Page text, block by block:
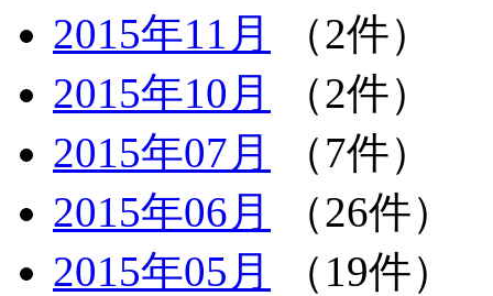
2015年11月
（2件）
2015年10月
（2件）
2015年07月
（7件）
2015年06月
（26件）
2015年05月
（19件）